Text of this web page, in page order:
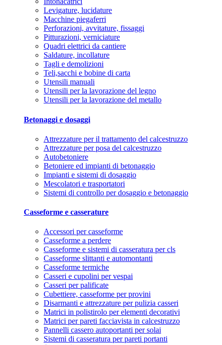
Levigature, lucidature
Macchine piegaferri
Perforazioni, avvitature, fissaggi
Pitturazioni, verniciature
Quadri elettrici da cantiere
Saldature, incollature
Tagli e demolizioni
Teli,sacchi e bobine di carta
Utensili manuali
Utensili per la lavorazione del legno
Utensili per la lavorazione del metallo
Betonaggi e dosaggi
Attrezzature per il trattamento del calcestruzzo
Attrezzature per posa del calcestruzzo
Autobetoniere
Betoniere ed impianti di betonaggio
Impianti e sistemi di dosaggio
Mescolatori e trasportatori
Sistemi di controllo per dosaggio e betonaggio
Casseforme e casserature
Accessori per casseforme
Casseforme a perdere
Casseforme e sistemi di casseratura per cls
Casseforme slittanti e automontanti
Casseforme termiche
Casseri e cupolini per vespai
Casseri per palificate
Cubettiere, casseforme per provini
Disarmanti e attrezzature per pulizia casseri
Matrici in polistirolo per elementi decorativi
Matrici per pareti facciavista in calcestruzzo
Pannelli cassero autoportanti per solai
Sistemi di casseratura per pareti portanti